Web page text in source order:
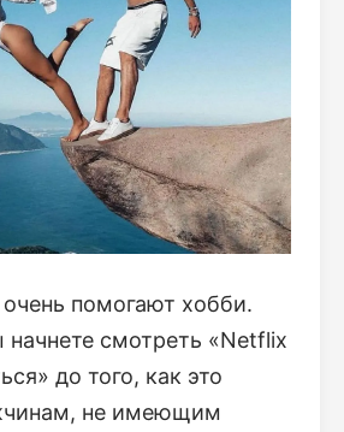
помогают хобби.
смотреть «Netflix
до того, как это
не имеющим